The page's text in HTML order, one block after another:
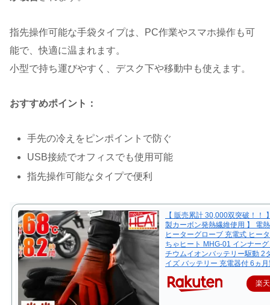
指先操作可能な手袋タイプは、PC作業やスマホ操作も可
能で、快適に温まれます。
小型で持ち運びやすく、デスク下や移動中も使えます。
おすすめポイント：
手先の冷えをピンポイントで防ぐ
USB接続でオフィスでも使用可能
指先操作可能なタイプで便利
【 販売累計 30,000双突破！！
製カーボン発熱繊維使用 】 電
ヒーターグローブ 充電式 ヒー
ちゃヒート MHG-01 インナー
チウムイオンバッテリー駆動 2
イズ バッテリー 充電器付 6ヵ
楽